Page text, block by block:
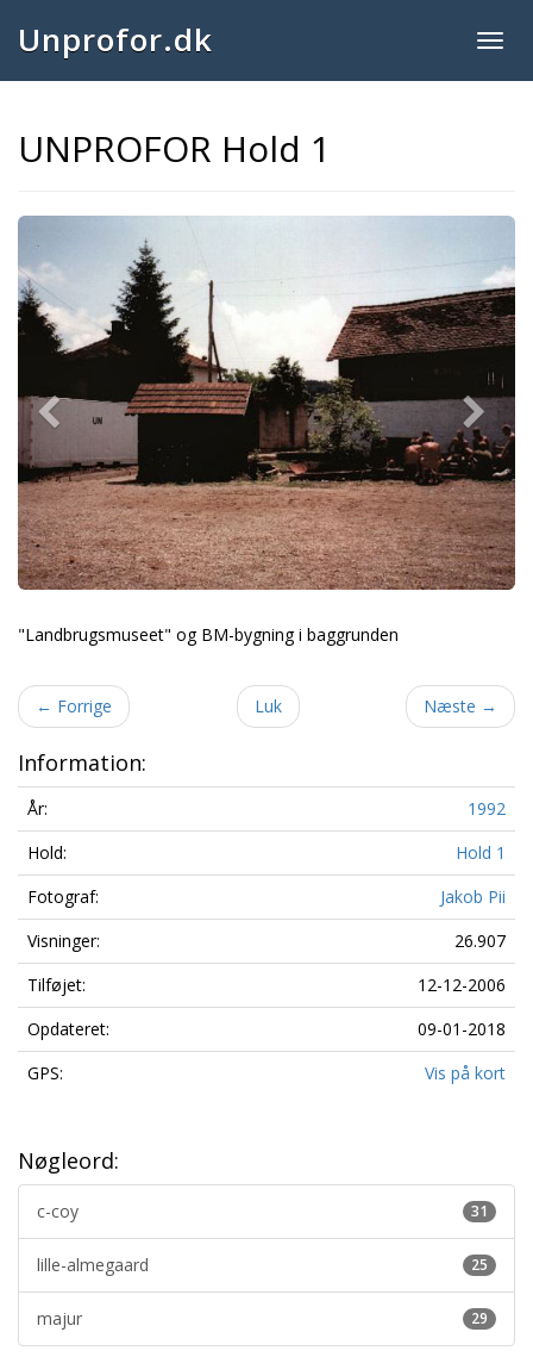
Unprofor.dk
UNPROFOR Hold 1
Previous
"Landbrugsmuseet" og BM-bygning i baggrunden
← Forrige Luk Næste →
Information:
År:
1992
Hold:
Hold 1
Fotograf:
Jakob Pii
Visninger:
26.907
Tilføjet:
12-12-2006
Opdateret:
09-01-2018
GPS:
Vis på kort
Nøgleord:
31
c-coy
25
lille-almegaard
29
majur